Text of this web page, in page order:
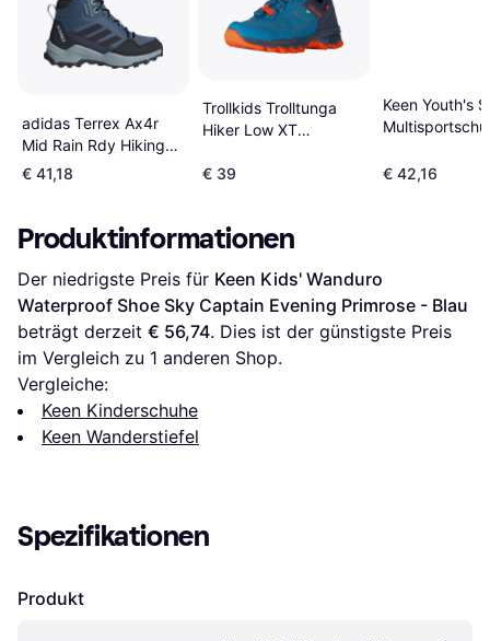
adidas Terrex Ax4r
Mid Rain Rdy Hiking
Shoes - Blau
€ 41,18
Trollkids Trolltunga
Hiker Low XT
Blau
€ 39
Keen Youth's
€ 42,16
Produktinformationen
Der niedrigste Preis für Keen Kids' Wanduro
Waterproof Shoe Sky Captain Evening Primrose - Blau
beträgt derzeit € 56,74. Dies ist der günstigste Preis
im Vergleich zu 1 anderen Shop.
Vergleiche:
Keen Kinderschuhe
Keen Wanderstiefel
Spezifikationen
Produkt